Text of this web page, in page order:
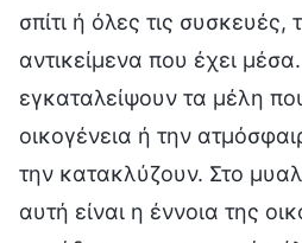
σπίτι ή όλες τις συσκευές,
αντικείμενα που έχει
εγκαταλείψουν τα μέλη
οικογένεια ή την
την κατακλύζουν. Στο
αυτή είναι η έννοια της